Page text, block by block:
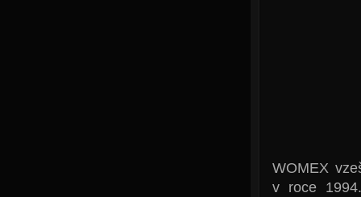
WOMEX
v roce